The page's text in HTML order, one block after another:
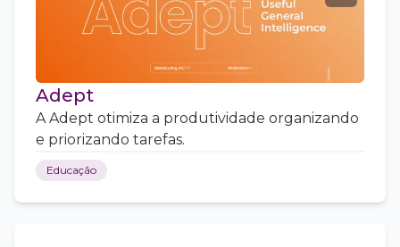
Adept
A Adept otimiza a produtividade organizando
e priorizando tarefas.
Educação